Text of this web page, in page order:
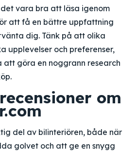
vara bra att läsa igenom
att få en bättre uppfattning
dig. Tänk på att olika
upplevelser och preferenser,
göra en noggrann research
om
del av bilinteriören, både när
golvet och att ge en snygg